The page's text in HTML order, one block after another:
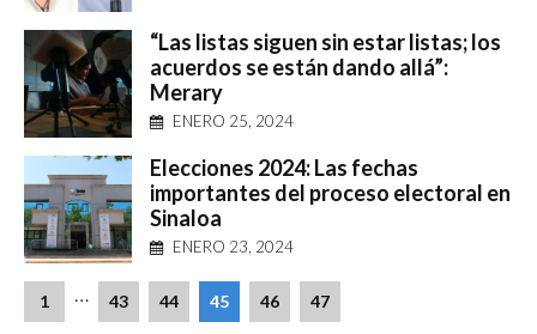
“Las listas siguen sin estar listas; los
acuerdos se están dando allá”:
Merary
ENERO 25, 2024
Elecciones 2024: Las fechas
importantes del proceso electoral en
Sinaloa
ENERO 23, 2024
1 … 43 44 45 46 47